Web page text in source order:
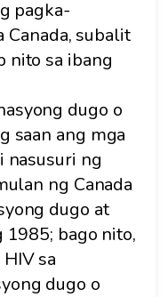
pagka-
subalit
nito sa ibang
dugo o
saan ang mga
nasusuri ng
ng Canada
dugo at
1985; bago nito,
sa
dugo o